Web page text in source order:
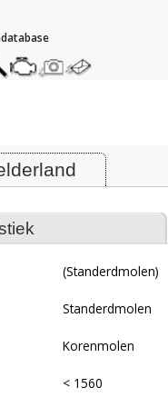
motorendatabase
stuur
een
stuur
een
(standerdmolen)
Standerdmolen
korenmolen
< 1560